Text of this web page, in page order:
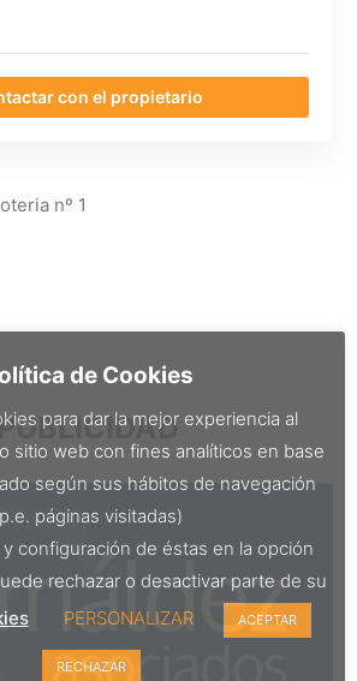
con el propietario
nº 1
de Cookies
para dar la mejor experiencia al
sitio web con fines analíticos en base
según sus hábitos de navegación
páginas visitadas)
configuración de éstas en la opción
rechazar o desactivar parte de su
PERSONALIZAR ACEPTAR
RECHAZAR